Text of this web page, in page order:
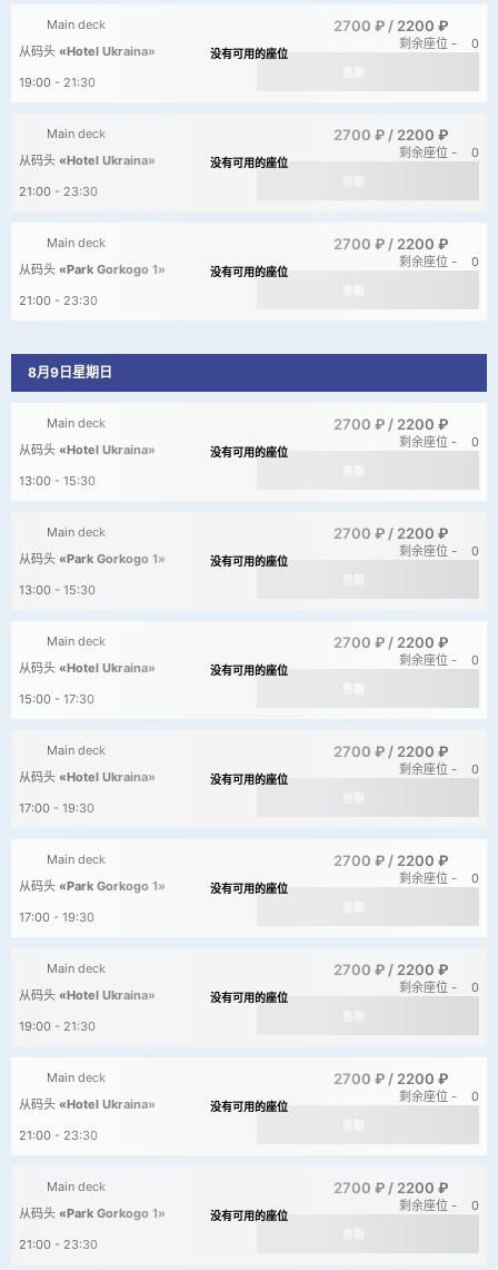
Main deck
从码头 «Hotel Ukraina»
19:00 - 21:30
剩余座位 - 0
2700 ₽ / 2200 ₽
Main deck
从码头 «Hotel Ukraina»
21:00 - 23:30
剩余座位 - 0
2700 ₽ / 2200 ₽
Main deck
从码头 «Park Gorkogo 1»
21:00 - 23:30
剩余座位 - 0
2700 ₽ / 2200 ₽
8月9日星期日
Main deck
从码头 «Hotel Ukraina»
13:00 - 15:30
剩余座位 - 0
2700 ₽ / 2200 ₽
Main deck
从码头 «Park Gorkogo 1»
13:00 - 15:30
剩余座位 - 0
2700 ₽ / 2200 ₽
Main deck
从码头 «Hotel Ukraina»
15:00 - 17:30
剩余座位 - 0
2700 ₽ / 2200 ₽
Main deck
从码头 «Hotel Ukraina»
17:00 - 19:30
剩余座位 - 0
2700 ₽ / 2200 ₽
Main deck
从码头 «Park Gorkogo 1»
17:00 - 19:30
剩余座位 - 0
2700 ₽ / 2200 ₽
Main deck
从码头 «Hotel Ukraina»
19:00 - 21:30
剩余座位 - 0
2700 ₽ / 2200 ₽
Main deck
从码头 «Hotel Ukraina»
21:00 - 23:30
剩余座位 - 0
2700 ₽ / 2200 ₽
Main deck
从码头 «Park Gorkogo 1»
21:00 - 23:30
剩余座位 - 0
2700 ₽ / 2200 ₽